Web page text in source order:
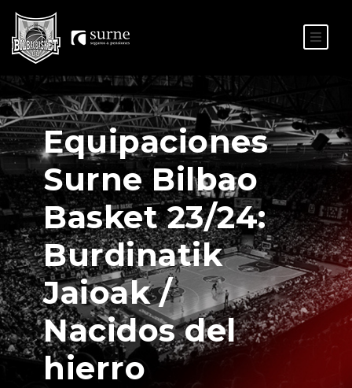
Equipaciones
Surne Bilbao
Basket 23/24:
Burdinatik
Jaioak /
Nacidos del
hierro